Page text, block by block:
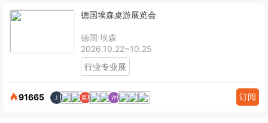
德国埃森桌游展览会
德国·埃森
2026.10.22~10.25
行业专业展
91665 订阅